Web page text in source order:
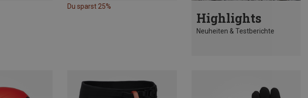
Du sparst 25%
Highlights
Neuheiten & Testberichte